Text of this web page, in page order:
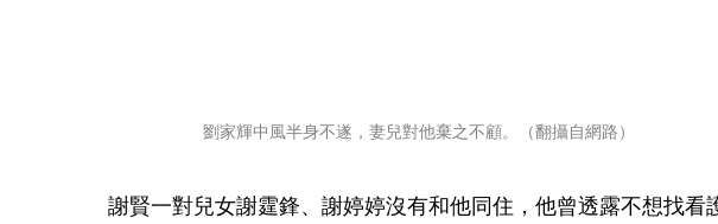
劉家輝中風半身不遂，妻兒對他棄之不顧。（翻攝自網路）
謝賢一對兒女謝霆鋒、謝婷婷沒有和他同住，他曾透露不想找看